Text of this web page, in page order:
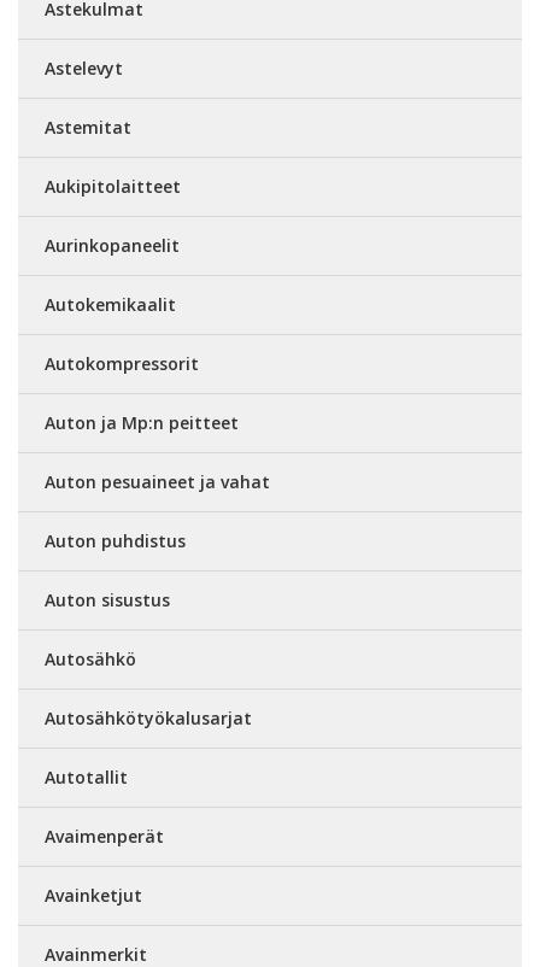
Astekulmat
Astelevyt
Astemitat
Aukipitolaitteet
Aurinkopaneelit
Autokemikaalit
Autokompressorit
Auton ja Mp:n peitteet
Auton pesuaineet ja vahat
Auton puhdistus
Auton sisustus
Autosähkö
Autosähkötyökalusarjat
Autotallit
Avaimenperät
Avainketjut
Avainmerkit